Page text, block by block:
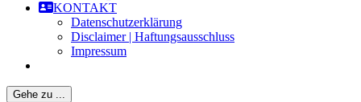
KONTAKT
Datenschutzerklärung
Disclaimer | Haftungsausschluss
Impressum
Gehe zu ...